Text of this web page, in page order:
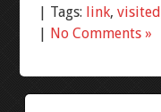
| Tags: link, visited
| No Comments »